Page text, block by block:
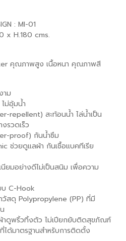
: MI-01
x H.180 cms.
คุณภาพสูง เนื้อหนา คุณภาพสี
าม
ม่อุ้มน้ำ
repellent) สะท้อนน้ำ ไล่น้ำเป็น
รวดเร็ว
proof) กันน้ำซึม
ช่วยดูแลผ้า กันเชื้อแบคทีเรีย
ยมอย่างดีไม่เป็นสนิม เพื่อความ
บ C-Hook
วัสดุ Polypropylene (PP) ที่มี
าดูพริ้วทิ้งตัว ไม่เปียกยับติดสุขภัณฑ์
ได้มาตรฐานสำหรับการติดตั้ง